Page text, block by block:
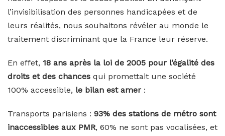
l’invisibilisation des personnes handicapées et de
leurs réalités, nous souhaitons révéler au monde le
traitement discriminant que la France leur réserve.
En effet, 18 ans après la loi de 2005 pour l’égalité des
droits et des chances qui promettait une société
100% accessible, le bilan est amer :
Transports parisiens : 93% des stations de métro sont
inaccessibles aux PMR, 60% ne sont pas vocalisées, et